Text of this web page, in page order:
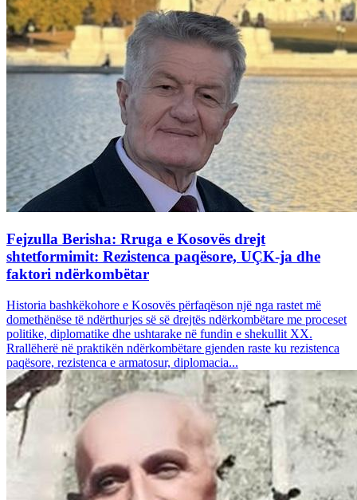
Fejzulla Berisha: Rruga e Kosovës drejt
shtetformimit: Rezistenca paqësore, UÇK-ja dhe
faktori ndërkombëtar
Historia bashkëkohore e Kosovës përfaqëson një nga rastet më
domethënëse të ndërthurjes së së drejtës ndërkombëtare me proceset
politike, diplomatike dhe ushtarake në fundin e shekullit XX.
Rrallëherë në praktikën ndërkombëtare gjenden raste ku rezistenca
paqësore, rezistenca e armatosur, diplomacia...